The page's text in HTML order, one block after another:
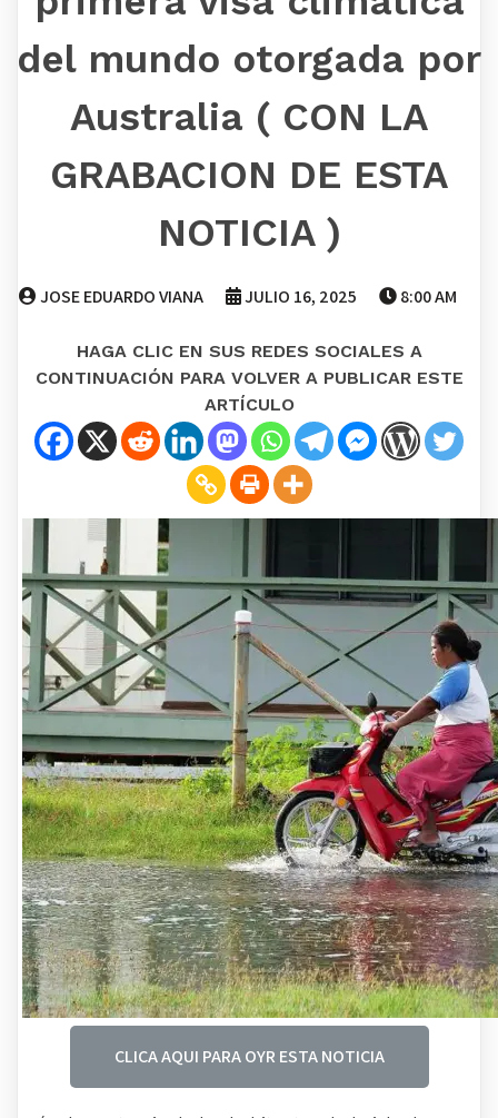
del mundo otorgada por
Australia ( CON LA
GRABACION DE ESTA
NOTICIA )
JOSE EDUARDO VIANA JULIO 16, 2025 8:00 AM
HAGA CLIC EN SUS REDES SOCIALES A
CONTINUACIÓN PARA VOLVER A PUBLICAR ESTE
ARTÍCULO
CLICA AQUI PARA OYR ESTA NOTICIA